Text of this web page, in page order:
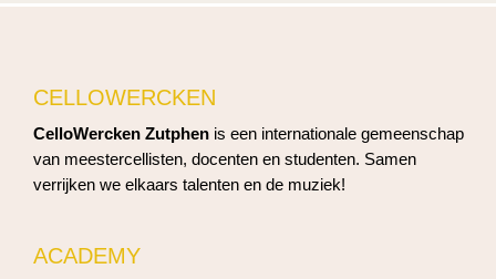
CELLOWERCKEN
CelloWercken Zutphen is een internationale gemeenschap
van meestercellisten, docenten en studenten. Samen
verrijken we elkaars talenten en de muziek!
ACADEMY